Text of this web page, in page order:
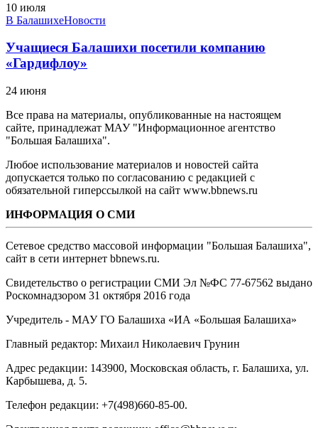
10 июля
В БалашихеНовости
Учащиеся Балашихи посетили компанию
«Гардифлоу»
24 июня
Все права на материалы, опубликованные на настоящем
сайте, принадлежат МАУ "Информационное агентство
"Большая Балашиха".
Любое использование материалов и новостей сайта
допускается только по согласованию с редакцией с
обязательной гиперссылкой на сайт www.bbnews.ru
ИНФОРМАЦИЯ О СМИ
Сетевое средство массовой информации "Большая Балашиха",
сайт в сети интернет bbnews.ru.
Свидетельство о регистрации СМИ Эл №ФС ‎77-67562 выдано
Роскомнадзором 31 октября 2016 года
Учредитель - МАУ ГО Балашиха «ИА «Большая Балашиха»
Главный редактор: Михаил Николаевич Грунин
Адрес редакции: 143900, Московская область, г. Балашиха, ул.
Карбышева, д. 5.
Телефон редакции: +7(498)660-85-00.